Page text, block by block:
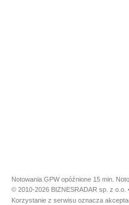
Notowania GPW opóźnione 15 min.
© 2010-2026 BIZNESRADAR sp. z
Korzystanie z serwisu oznacza